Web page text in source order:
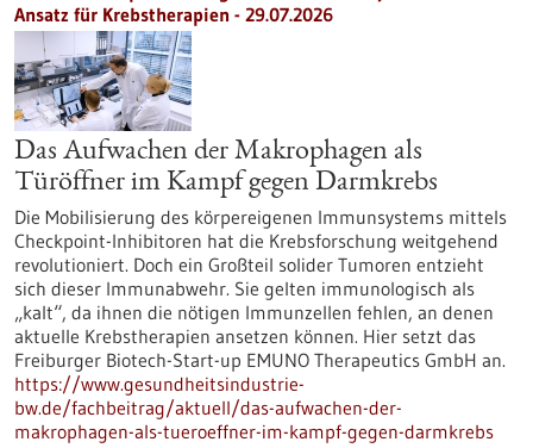
Ansatz für Krebstherapien - 29.07.2026
Das Aufwachen der Makrophagen als
Türöffner im Kampf gegen Darmkrebs
Die Mobilisierung des körpereigenen Immunsystems mittels
Checkpoint-Inhibitoren hat die Krebsforschung weitgehend
revolutioniert. Doch ein Großteil solider Tumoren entzieht
sich dieser Immunabwehr. Sie gelten immunologisch als
„kalt“, da ihnen die nötigen Immunzellen fehlen, an denen
aktuelle Krebstherapien ansetzen können. Hier setzt das
Freiburger Biotech-Start-up EMUNO Therapeutics GmbH an.
https://www.gesundheitsindustrie-
bw.de/fachbeitrag/aktuell/das-aufwachen-der-
makrophagen-als-tueroeffner-im-kampf-gegen-darmkrebs